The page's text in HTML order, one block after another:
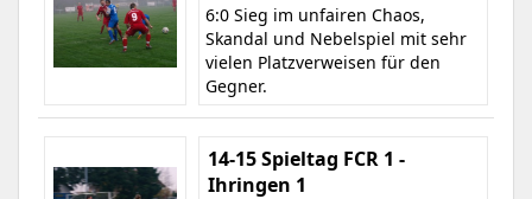
6:0 Sieg im unfairen Chaos,
Skandal und Nebelspiel mit sehr
vielen Platzverweisen für den
Gegner.
14-15 Spieltag FCR 1 -
Ihringen 1